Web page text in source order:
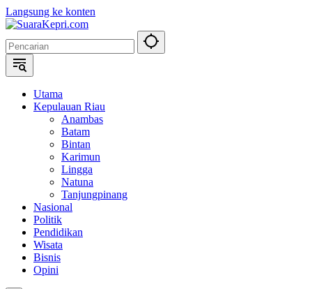
Langsung ke konten
Utama
Kepulauan Riau
Anambas
Batam
Bintan
Karimun
Lingga
Natuna
Tanjungpinang
Nasional
Politik
Pendidikan
Wisata
Bisnis
Opini